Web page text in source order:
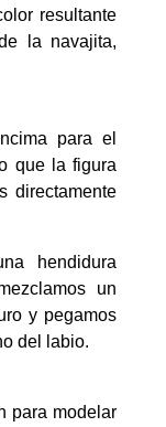
resultante
la navajita,
para el
que la figura
directamente
hendidura
un
y pegamos
del labio.
para modelar